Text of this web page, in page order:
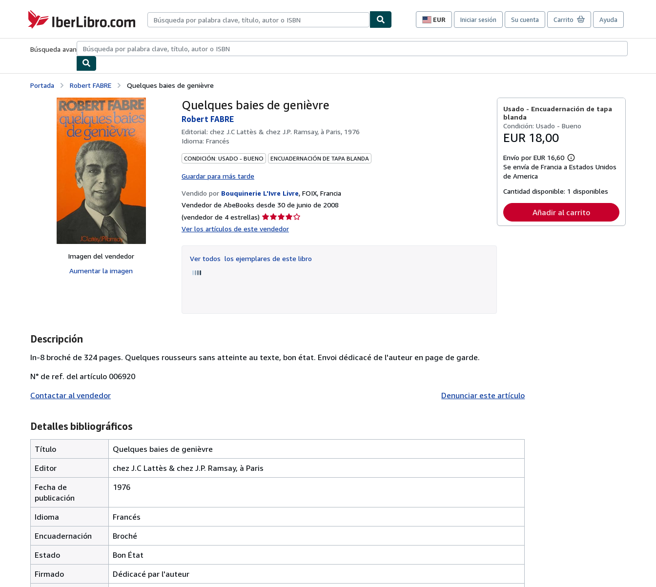
IberLibro.com
EUR
Preferencias
compra
sitio.
Iniciar sesión Su cuenta Carrito Ayuda
Búsqueda avanzadaColecciones Libros antiguosArte y coleccionismo
Portada Robert FABRE Quelques baies de genièvre
Imagen del vendedor
Aumentar la imagen
Quelques baies de genièvre
Robert FABRE
Editorial: chez J.C Lattès & chez J.P. Ramsay, à Paris, 1976
Idioma: Francés
CONDICIÓN: USADO - BUENO ENCUADERNACIÓN DE TAPA BLANDA
Guardar para más tarde
Vendido por Bouquinerie L'Ivre Livre, FOIX, Francia
Vendedor de AbeBooks desde 30 de junio de 2008
(vendedor de 4 estrellas) Calificación
Ver los artículos de este vendedor
Ver todos los ejemplares de este libro
Usado - Encuadernación de tapa
blanda
Condición: Usado - Bueno
EUR 18,00
Envío por EUR 16,60
Más
información
tarifas
envío
Se envía de Francia a Estados Unidos
de America
Cantidad disponible: 1 disponibles
Añadir al carrito
Descripción
In-8 broché de 324 pages. Quelques rousseurs sans atteinte au texte, bon état. Envoi dédicacé de l'auteur en page de garde.
N° de ref. del artículo 006920
Contactar al vendedor
Denunciar este artículo
Detalles bibliográficos
Título
Quelques baies de genièvre
Editor
chez J.C Lattès & chez J.P. Ramsay, à Paris
Fecha de
publicación
1976
Idioma
Francés
Encuadernación
Broché
Estado
Bon État
Firmado
Dédicacé par l'auteur